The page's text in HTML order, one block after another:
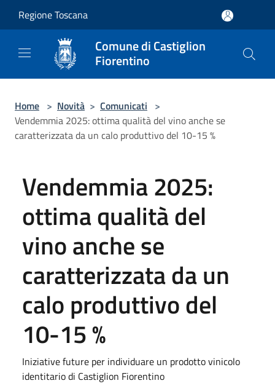
Regione Toscana
Comune di Castiglion
Fiorentino
Home > Novità > Comunicati >
Vendemmia 2025: ottima qualità del vino anche se
caratterizzata da un calo produttivo del 10-15 %
Vendemmia 2025:
ottima qualità del
vino anche se
caratterizzata da un
calo produttivo del
10-15 %
Iniziative future per individuare un prodotto vinicolo
identitario di Castiglion Fiorentino